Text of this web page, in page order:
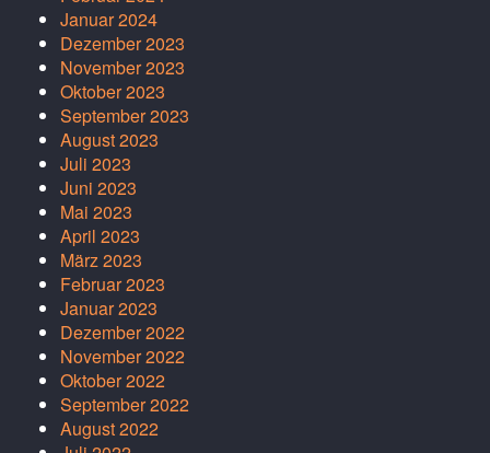
Januar 2024
Dezember 2023
November 2023
Oktober 2023
September 2023
August 2023
Juli 2023
Juni 2023
Mai 2023
April 2023
März 2023
Februar 2023
Januar 2023
Dezember 2022
November 2022
Oktober 2022
September 2022
August 2022